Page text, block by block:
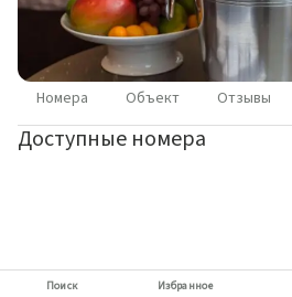
Номера Объект Отзывы
Доступные номера
Поиск Избранное